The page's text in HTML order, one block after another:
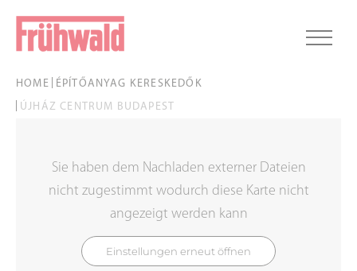
HOME
ÉPÍTŐANYAG KERESKEDŐK
ÚJHÁZ CENTRUM BUDAPEST
Sie haben dem Nachladen externer Dateien
nicht zugestimmt wodurch diese Karte nicht
angezeigt werden kann
Einstellungen erneut öffnen